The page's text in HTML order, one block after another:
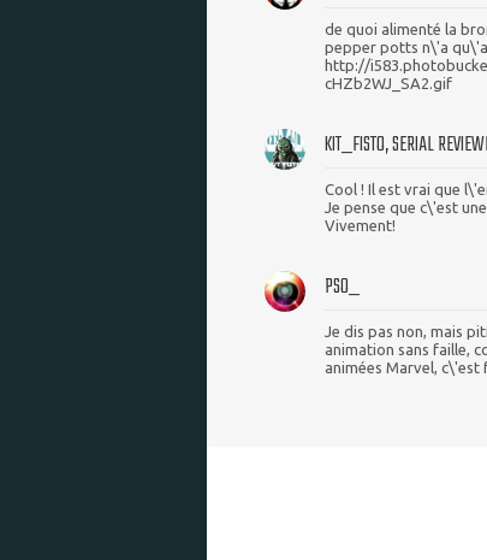
de quoi alimenté la
pepper potts n\'a qu\'a
http://
cHZb2WJ_SA2.gif
KIT_FISTO, SERIAL
Cool ! Il est vrai que
Je pense que c\'est
Vivement!
PSO_
Je dis pas non, mais
animation sans faille,
animées Marvel, c\'est